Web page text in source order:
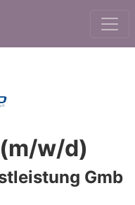
w/d)
Gmb